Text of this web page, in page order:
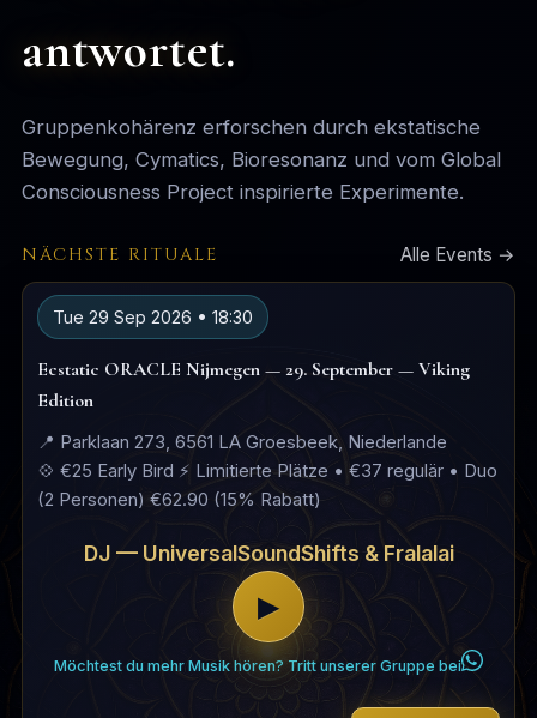
antwortet.
Gruppenkohärenz erforschen durch ekstatische
Bewegung, Cymatics, Bioresonanz und vom Global
Consciousness Project inspirierte Experimente.
NÄCHSTE RITUALE Alle Events →
Tue 29 Sep 2026 • 18:30
Ecstatic ORACLE Nijmegen — 29. September — Viking
Edition
📍 Parklaan 273, 6561 LA Groesbeek, Niederlande
💠 €25 Early Bird ⚡ Limitierte Plätze • €37 regulär • Duo
(2 Personen) €62.90 (15% Rabatt)
DJ — UniversalSoundShifts & Fralalai
▶
Möchtest du mehr Musik hören? Tritt unserer Gruppe bei